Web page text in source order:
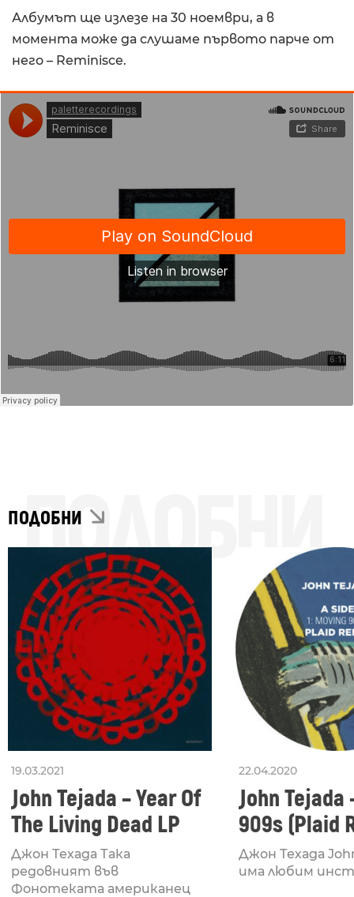
Албумът ще излезе на 30 ноември, а в
момента може да слушаме първото парче от
него – Reminisce.
ПОДОБНИ
ПОДОБНИ
19.03.2021
John Tejada – Year Of
The Living Dead LP
Джон Техада Така
редовният във
Фонотеката американец
22.04.2020
John Tejada
909s (Plaid
Джон Техада
има любим